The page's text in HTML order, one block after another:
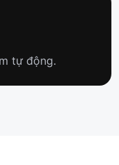
tự động.